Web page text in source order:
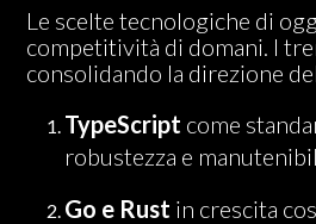
Le scelte tecnologiche di
competitività di domani. I
consolidando la direzione
TypeScript come
robustezza e
Go e Rust in crescita